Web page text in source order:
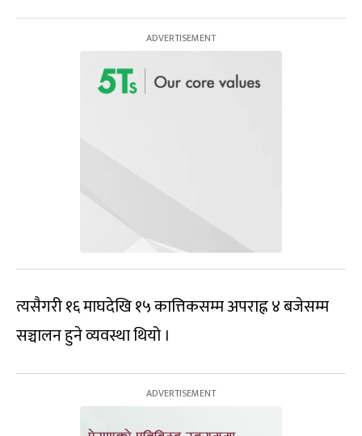
त्यसैगरी १६ माघदेखि १५ कात्तिकसम्म अपराह्न ४ बजेसम्म
सञ्चालन हुने व्यवस्था थियो ।